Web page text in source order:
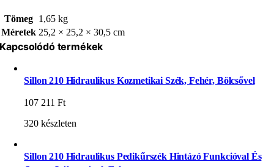
Tömeg 1,65 kg
Méretek 25,2 × 25,2 × 30,5 cm
Kapcsolódó termékek
Sillon 210 Hidraulikus Kozmetikai Szék, Fehér, Bölcsővel
107 211Ft
320 készleten
Sillon 210 Hidraulikus Pedikűrszék Hintázó Funkcióval És